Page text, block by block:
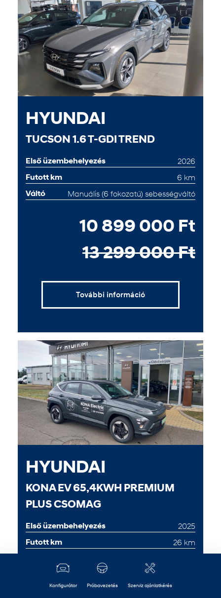
HYUNDAI
TUCSON 1.6 T-GDI TREND
Első üzembehelyezés
2026
Futott km
6 km
Váltó
Manuális (6 fokozatú) sebességváltó
10 899 000 Ft
13 299 000 Ft
További információ
HYUNDAI
KONA EV 65,4KWH PREMIUM
PLUS CSOMAG
Első üzembehelyezés
2025
Futott km
26 km
14 999 000 Ft
Konfigurátor Próbavezetés Szerviz ajánlatkérés